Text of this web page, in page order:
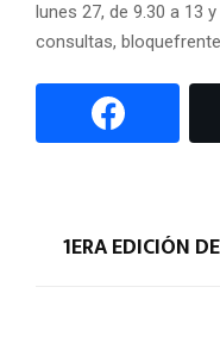
lunes 27, de 9.30 a 13
consultas,
1ERA EDICIÓN